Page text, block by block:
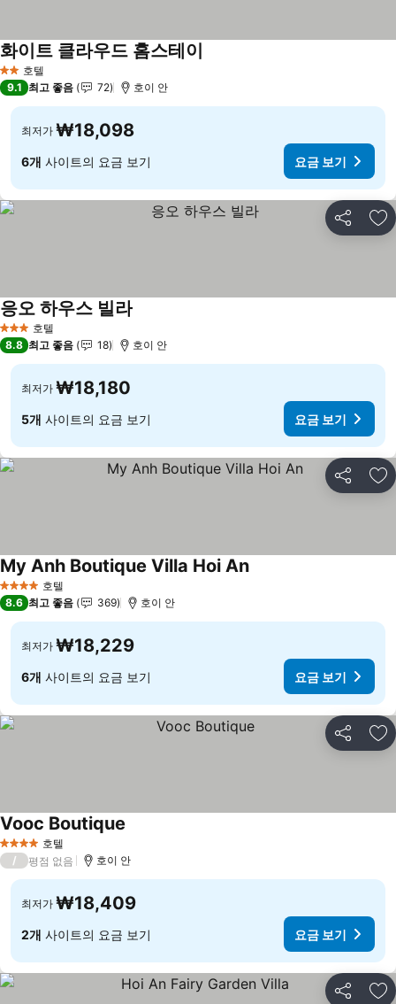
2 성급호텔
화이트 클라우드 홈스테이
9.1 최고 좋음 72 호이 안
최저가 ₩18,098
6개 사이트의 요금 보기 요금 보기
공유 즐
3 성급 호텔
응오 하우스 빌라
8.8 최고 좋음 18 호이 안
최저가 ₩18,180
5개 사이트의 요금 보기 요금 보기
공유 즐
4 성급 호텔
My Anh Boutique Villa Hoi An요금 보기
8.6 최고 좋음 369 호이 안
최저가 ₩18,229
6개 사이트의 요금 보기 요금 보기
공유 즐
4 성급 호텔
Vooc Boutique
/ 평점 없음 호이 안
최저가 ₩18,409
2개 사이트의 요금 보기 요금 보기
공유 즐